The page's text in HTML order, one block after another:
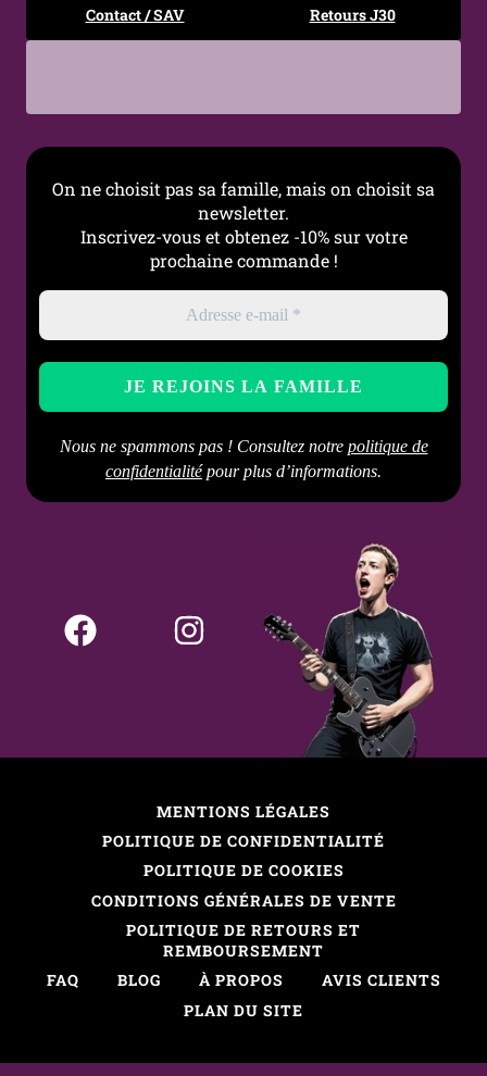
Style
Tendre, Symbolique,
Occasions
Grossesse, Annonce du
Tige flexible adaptée à
l’évolution du ventre rond
Contact / SAV Retours J30
On ne choisit pas sa famille, mais on choisit sa
newsletter.
Inscrivez-vous et obtenez -10% sur votre
prochaine commande !
Nous ne spammons pas ! Consultez notre politique de
confidentialitépour plus d’informations.
MENTIONS LÉGALES
POLITIQUE DE CONFIDENTIALITÉ
POLITIQUE DE COOKIES
CONDITIONS GÉNÉRALES DE VENTE
POLITIQUE DE RETOURS ET
REMBOURSEMENT
FAQ
BLOG À PROPOS
AVIS CLIENTS
PLAN DU SITE